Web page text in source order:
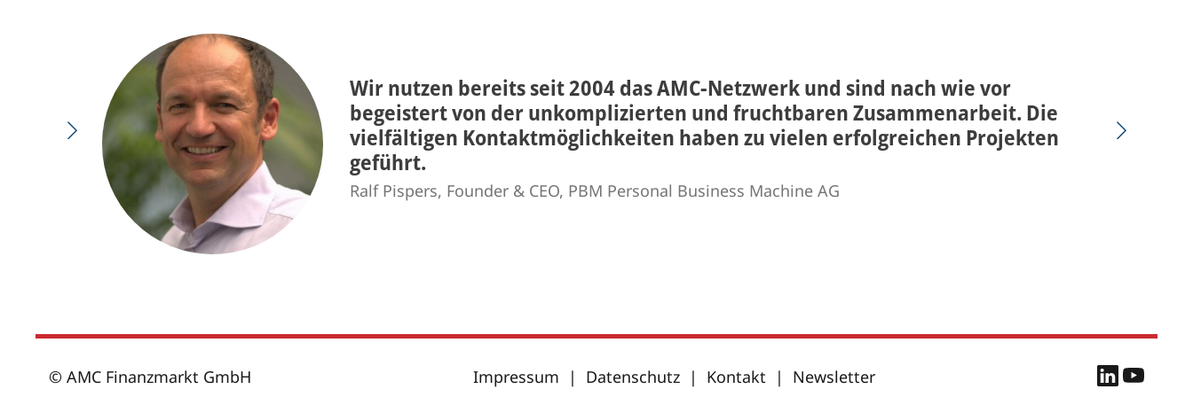
Wir nutzen bereits seit 2004 das AMC-Netzwerk und sind nach wie vor
begeistert von der unkomplizierten und fruchtbaren Zusammenarbeit. Die
vielfältigen Kontaktmöglichkeiten haben zu vielen erfolgreichen Projekten
geführt.
Ralf Pispers, Founder & CEO, PBM Personal Business Machine AG
© AMC Finanzmarkt GmbH Impressum | Datenschutz | Kontakt | Newsletter